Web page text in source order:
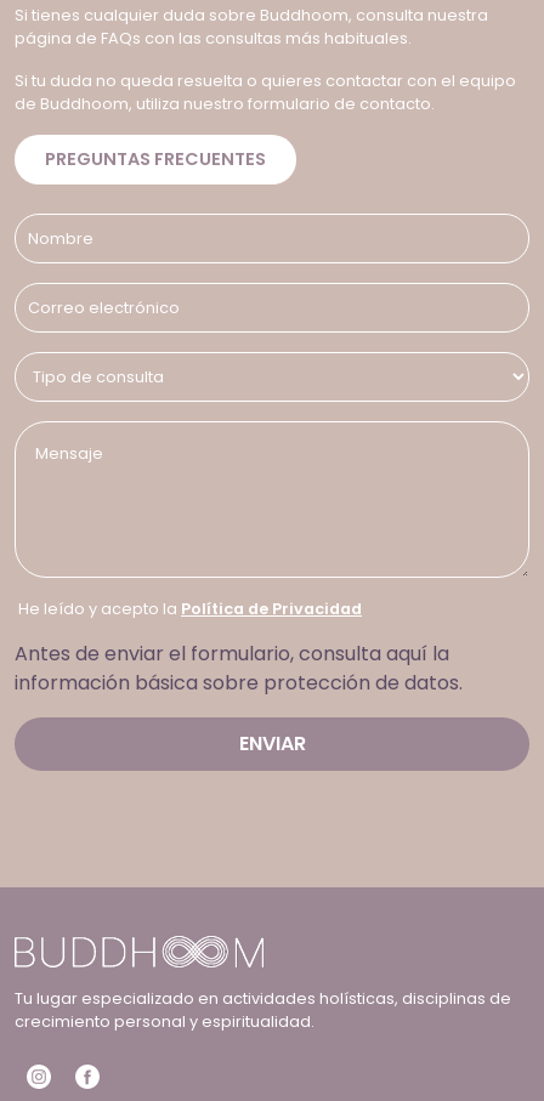
Si tienes cualquier duda sobre Buddhoom, consulta nuestra
página de FAQs con las consultas más habituales.
Si tu duda no queda resuelta o quieres contactar con el equipo
de Buddhoom, utiliza nuestro formulario de contacto.
PREGUNTAS FRECUENTES
He leído y acepto la Política de Privacidad
Antes de enviar el formulario, consulta aquí la
información básica sobre protección de datos.
Tu lugar especializado en actividades holísticas, disciplinas de
crecimiento personal y espiritualidad.